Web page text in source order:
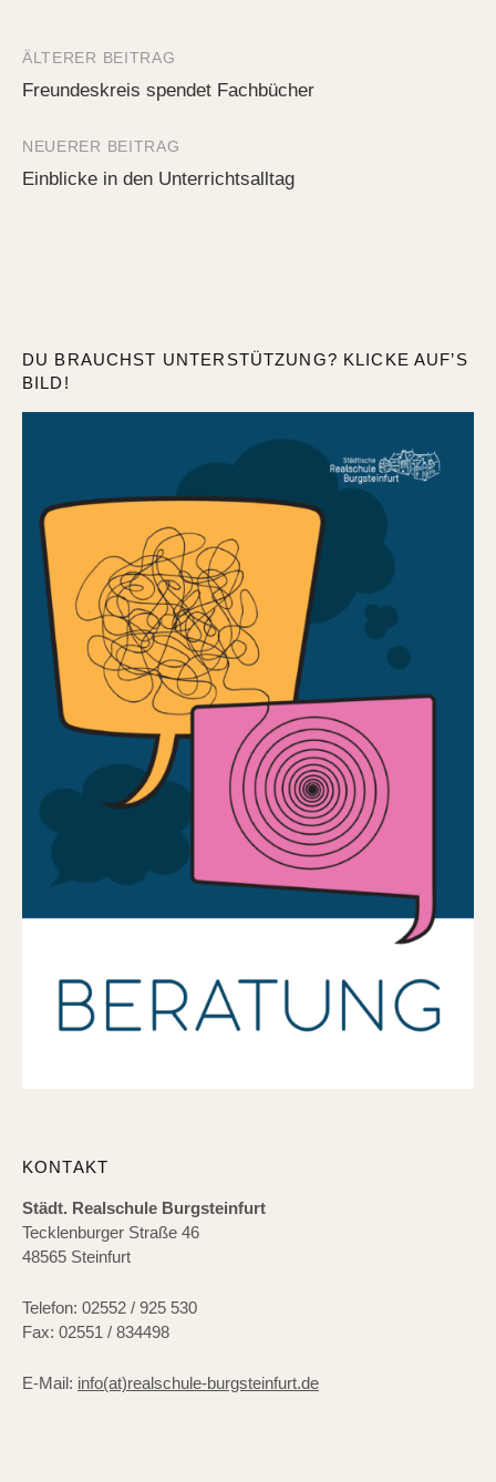
Beitrags-
Navigation
ÄLTERER BEITRAG
Freundeskreis spendet Fachbücher
NEUERER BEITRAG
Einblicke in den Unterrichtsalltag
DU BRAUCHST UNTERSTÜTZUNG? KLICKE AUF’S
BILD!
KONTAKT
Städt. Realschule Burgsteinfurt
Tecklenburger Straße 46
48565 Steinfurt
Telefon: 02552 / 925 530
Fax: 02551 / 834498
E-Mail: info(at)realschule-burgsteinfurt.de